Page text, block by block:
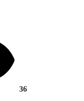
36